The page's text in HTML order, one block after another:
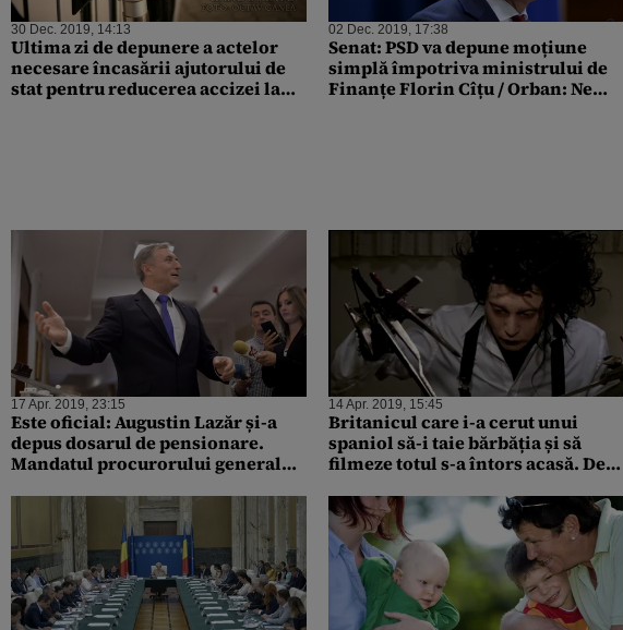
30 Dec. 2019, 14:13
Ultima zi de depunere a actelor
necesare încasării ajutorului de
stat pentru reducerea accizei la
02 Dec. 2019, 17:38
Senat: PSD va depune moțiune
simplă împotriva ministrului de
Finanțe Florin Cîțu / Orban: Ne
17 Apr. 2019, 23:15
Este oficial: Augustin Lazăr și-a
depus dosarul de pensionare.
Mandatul procurorului general
14 Apr. 2019, 15:45
Britanicul care i-a cerut unui
spaniol să-i taie bărbăția și să
filmeze totul s-a întors acasă. Deși
chirurgul de ocazie va ajunge la
închisoare